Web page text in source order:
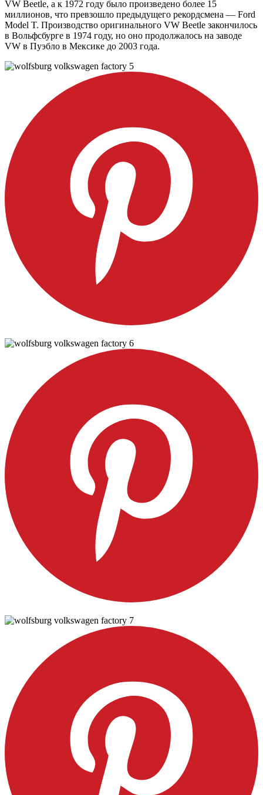
VW Beetle, а к 1972 году было произведено более 15
миллионов, что превзошло предыдущего рекордсмена — Ford
Model T. Производство оригинального VW Beetle закончилось
в Вольфсбурге в 1974 году, но оно продолжалось на заводе
VW в Пуэбло в Мексике до 2003 года.